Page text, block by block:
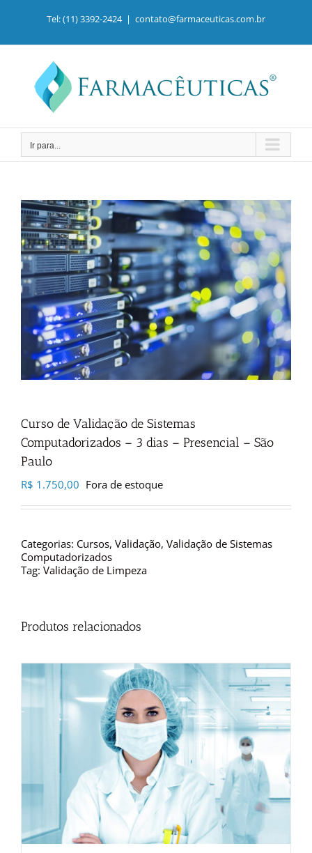
conteúdo
Tel: (11) 3392-2424 | contato@farmaceuticas.com.br
Ir para...
Curso de Validação de Sistemas
Computadorizados – 3 dias – Presencial – São
Paulo
R$ 1.750,00 Fora de estoque
Categorias: Cursos, Validação, Validação de Sistemas
Computadorizados
Tag: Validação de Limpeza
Produtos relacionados